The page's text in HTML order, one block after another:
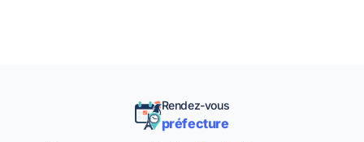
Rendez-vous
préfecture